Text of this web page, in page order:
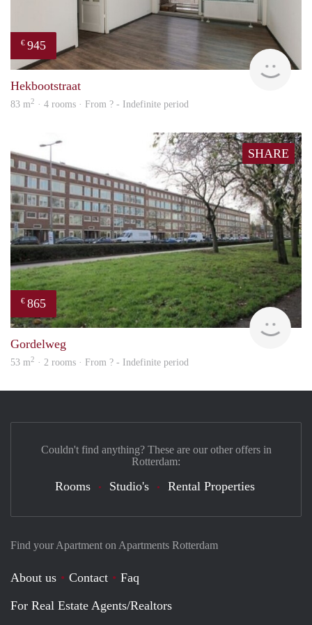
€ 945
Hekbootstraat
83 m2 · 4 rooms · From ? - Indefinite period
SHARE
€ 865
Gordelweg
53 m2 · 2 rooms · From ? - Indefinite period
Find your Apartment on Apartments Rotterdam
About us Contact
Faq
For Real Estate Agents/Realtors
Couldn't find anything? These are our other offers in
Rotterdam:
Rooms Studio's Rental Properties